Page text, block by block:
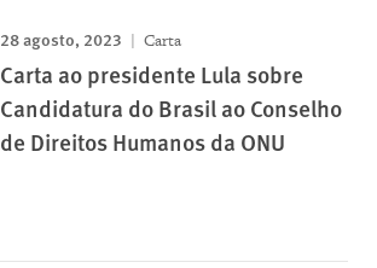
28 agosto, 2023 Carta
Carta ao presidente Lula sobre
Candidatura do Brasil ao Conselho
de Direitos Humanos da ONU